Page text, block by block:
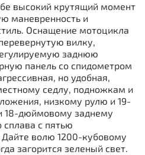
высокий крутящий момент
маневренность и
Оснащение мотоцикла
вилку,
заднюю
панель со спидометром
но удобная,
седлу, подножкам и
низкому рулю и 19-
18-дюймовому заднему
с пятью
волю 1200-кубовому
загорится зеленый свет.